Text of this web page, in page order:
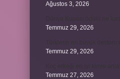
Ağustos 3, 2026
Temmuz 29, 2026
Temmuz 29, 2026
Temmuz 27, 2026